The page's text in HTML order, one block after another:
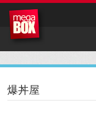
爆丼屋